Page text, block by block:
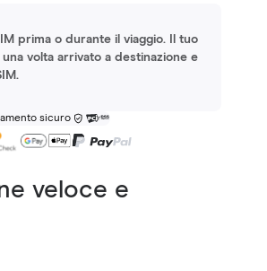
prima o durante il viaggio. Il tuo
volta arrivato a destinazione e
sicuro
veloce e